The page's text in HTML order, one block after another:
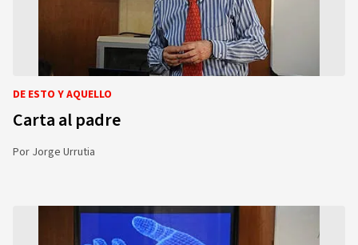
DE ESTO Y AQUELLO
Carta al padre
Por Jorge Urrutia